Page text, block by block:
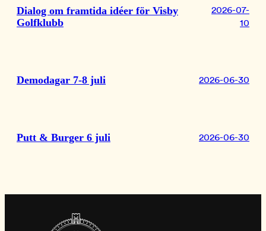
Dialog om framtida idéer för Visby
Golfklubb
2026-07-
10
Demodagar 7-8 juli 2026-06-30
Putt & Burger 6 juli 2026-06-30